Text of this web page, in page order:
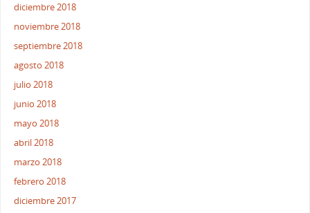
diciembre 2018
noviembre 2018
septiembre 2018
agosto 2018
julio 2018
junio 2018
mayo 2018
abril 2018
marzo 2018
febrero 2018
diciembre 2017